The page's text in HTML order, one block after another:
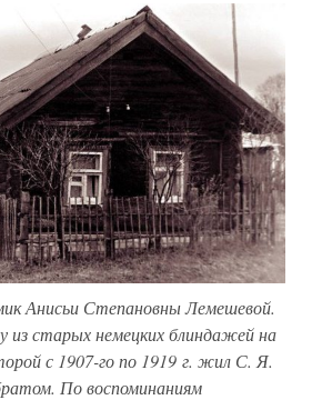
Анисьи Степановны Лемешевой.
из старых немецких блиндажей на
с 1907-го по 1919 г. жил С. Я.
По воспоминаниям